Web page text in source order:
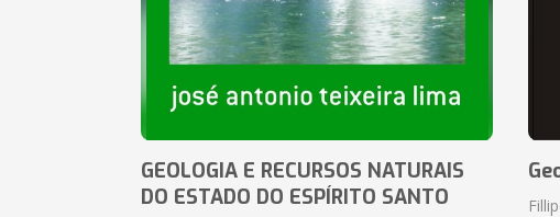
GEOLOGIA E RECURSOS NATURAIS
DO ESTADO DO ESPÍRITO SANTO